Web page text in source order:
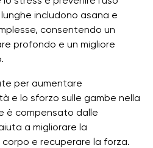
includono asana e
consentendo un
profondo e un migliore
per aumentare
e lo sforzo sulle gambe nella
è compensato dalle
a migliorare la
e recuperare la forza.